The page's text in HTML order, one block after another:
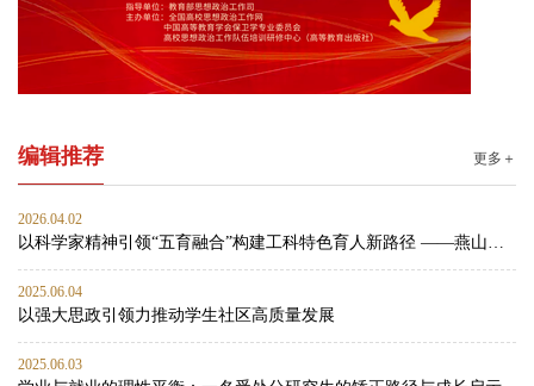
编辑推荐 更多＋
2026.04.02
以科学家精神引领“五育融合”构建工科特色育人新路径 ——燕山大学材料科学与工程学院思政工作案例
2025.06.04
以强大思政引领力推动学生社区高质量发展
2025.06.03